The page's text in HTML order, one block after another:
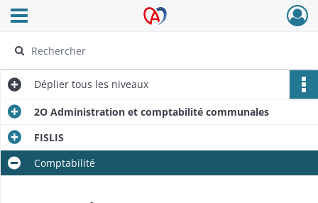
Archives Alsace - Colmar
Ouvrir le menu déroulant
Déplier tous les niveaux
2O Administration et comptabilité communales
FISLIS
Comptabilité